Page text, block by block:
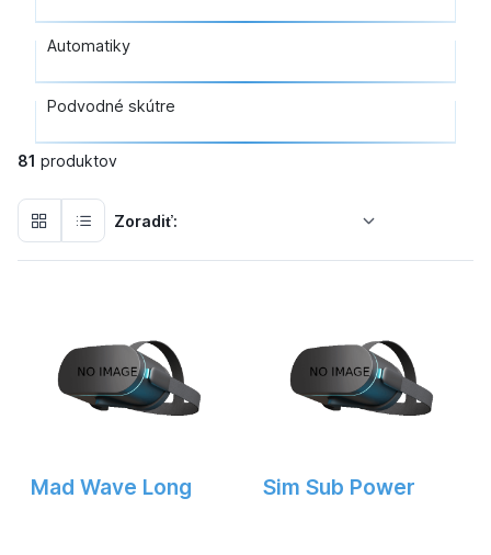
Automatiky
Podvodné skútre
81 produktov
Zoradiť:
Mad Wave Long Sim Sub Power